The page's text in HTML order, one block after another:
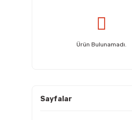
GATES (12)
DELPHİ (10)
Ürün Bulunamadı.
Sayfalar